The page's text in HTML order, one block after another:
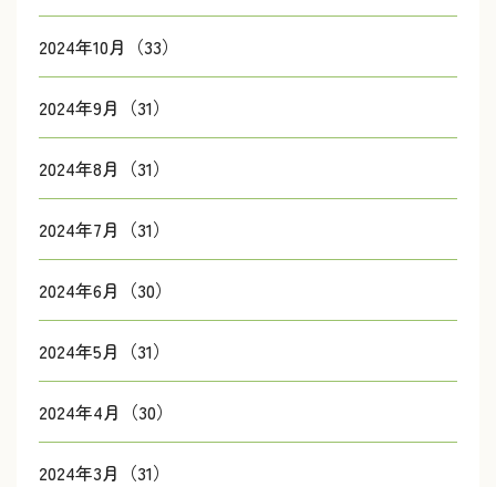
2024年10月（33）
2024年9月（31）
2024年8月（31）
2024年7月（31）
2024年6月（30）
2024年5月（31）
2024年4月（30）
2024年3月（31）